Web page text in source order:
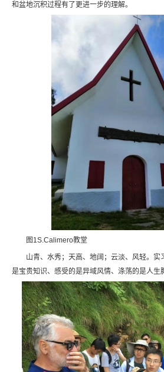
和盆地沉积过程有了更进一步的理解。
图1S.Calimero教堂
山青、水秀；天高、地阔；云淡、风轻。实
是宝贵知识、感受的是异域风情、涤荡的是人生